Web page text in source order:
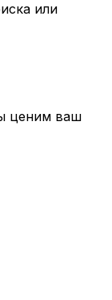
или
ценим ваш